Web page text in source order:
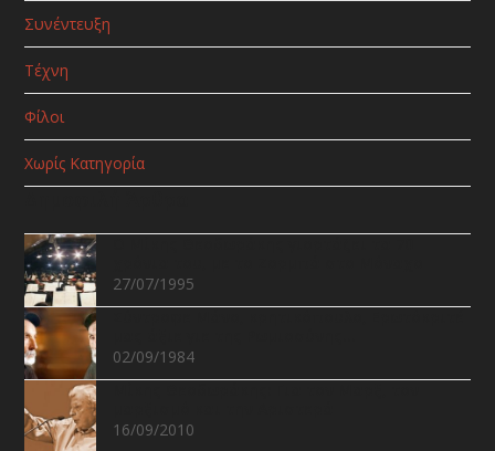
Συνέντευξη
Τέχνη
Φίλοι
Χωρίς Κατηγορία
27/07/1995
02/09/1984
16/09/2010